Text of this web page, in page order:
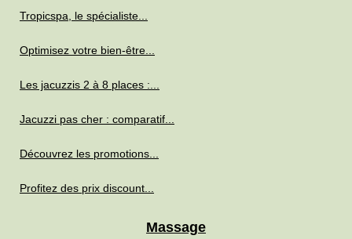
Tropicspa, le spécialiste...
Optimisez votre bien-être...
Les jacuzzis 2 à 8 places :...
Jacuzzi pas cher : comparatif...
Découvrez les promotions...
Profitez des prix discount...
Massage